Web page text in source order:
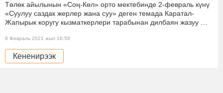
Төлөк айылынын «Соң-Көл» орто мектебинде 2-февраль күнү
«Суулуу саздак жерлер жана суу» деген темада Каратал-
Жапырык коругу кызматкерлери тарабынан дилбаян жазуу …
8 Февраль 2021 жыл 16:58
Кененирээк